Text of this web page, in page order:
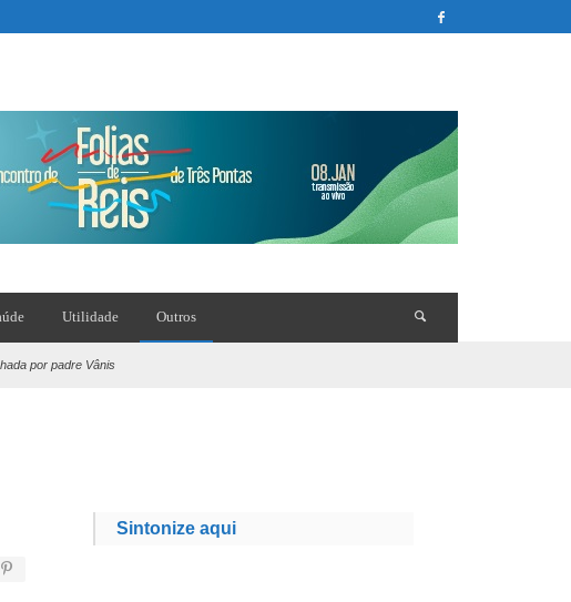
Utilidade Outros
por padre Vânis
Sintonize aqui